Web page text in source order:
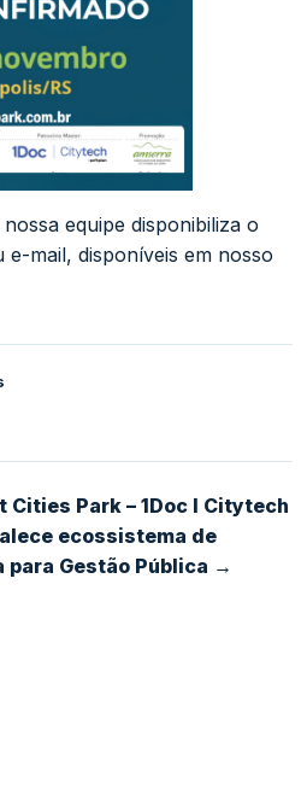
equipe disponibiliza o
mail, disponíveis em nosso
Cities Park – 1Doc I Citytech
ecossistema de
para Gestão Pública →